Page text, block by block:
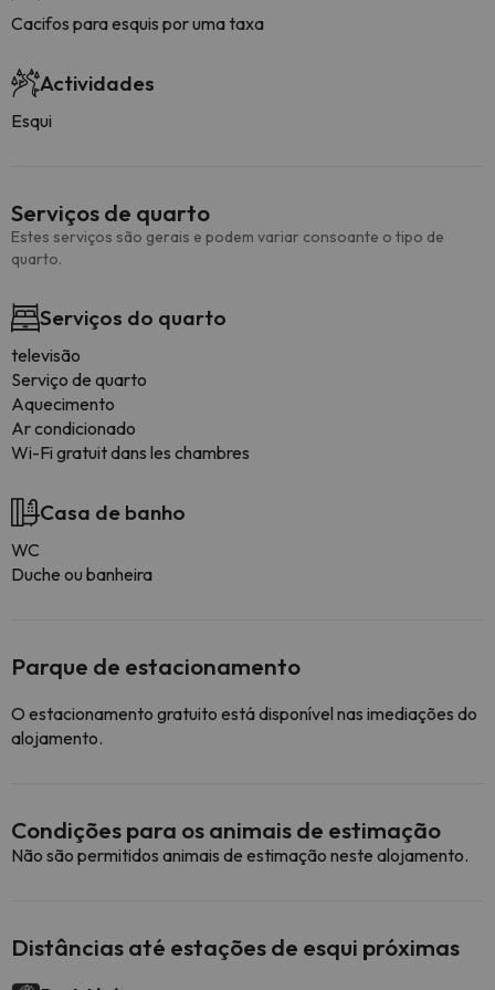
Cacifos para esquis por uma taxa
Actividades
Esqui
Serviços de quarto
Estes serviços são gerais e podem variar consoante o tipo de
quarto.
Serviços do quarto
televisão
Serviço de quarto
Aquecimento
Ar condicionado
Wi-Fi gratuit dans les chambres
Casa de banho
WC
Duche ou banheira
Parque de estacionamento
O estacionamento gratuito está disponível nas imediações do
alojamento.
Condições para os animais de estimação
Não são permitidos animais de estimação neste alojamento.
Distâncias até estações de esqui próximas